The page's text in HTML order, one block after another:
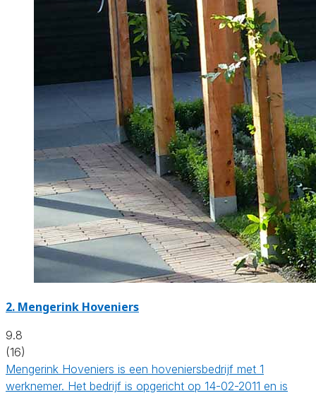
2. Mengerink Hoveniers
9.8
(16)
Mengerink Hoveniers is een hoveniersbedrijf met 1
werknemer. Het bedrijf is opgericht op 14-02-2011 en is